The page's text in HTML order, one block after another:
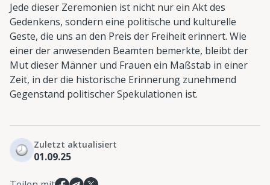
Jede dieser Zeremonien ist nicht nur ein Akt des
Gedenkens, sondern eine politische und kulturelle
Geste, die uns an den Preis der Freiheit erinnert. Wie
einer der anwesenden Beamten bemerkte, bleibt der
Mut dieser Männer und Frauen ein Maßstab in einer
Zeit, in der die historische Erinnerung zunehmend
Gegenstand politischer Spekulationen ist.
Zuletzt aktualisiert
01.09.25